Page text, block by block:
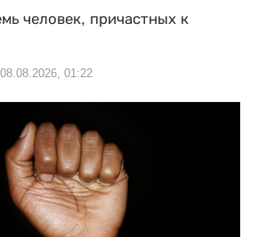
человек, причастных к
08.08.2026, 01:22